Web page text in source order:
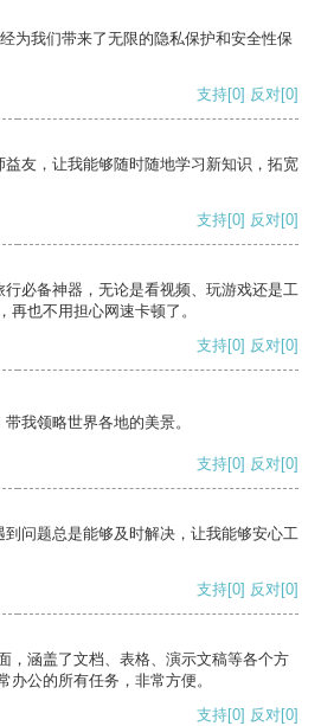
为我们带来了无限的隐私保护和安全性保
支持[0] 反对[0]
友，让我能够随时随地学习新知识，拓宽
支持[0] 反对[0]
必备神器，无论是看视频、玩游戏还是工
再也不用担心网速卡顿了。
支持[0] 反对[0]
我领略世界各地的美景。
支持[0] 反对[0]
问题总是能够及时解决，让我能够安心工
支持[0] 反对[0]
，涵盖了文档、表格、演示文稿等各个方
办公的所有任务，非常方便。
支持[0] 反对[0]